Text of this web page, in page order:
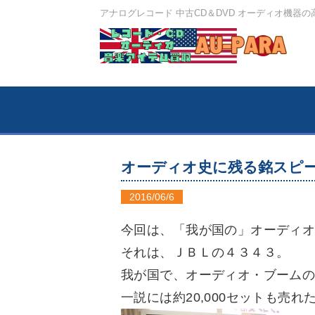
アナログレコード 中古CD＆DVD オーディオ機器
オーディオ史に残る銘スピ
2016/06/6
今回は、「我が国の」オーディ
それは、ＪＢＬの４３４３。
我が国で、オーディオ・ブーム
一説には約20,000セットも売れ